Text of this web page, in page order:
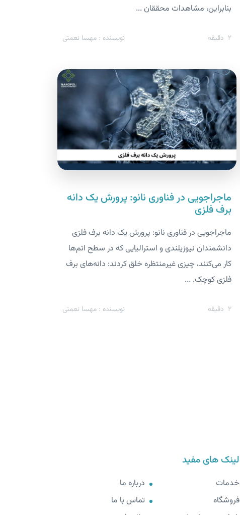
بنابراین، مشاهدات محققان ...
2 دقیقه نویسنده : مهسا نعمتی
ماجراجویی در فناوری نانو: پرورش یک دانه
برف فلزی
ماجراجویی در فناوری نانو: پرورش یک دانه برف فلزی
دانشمندان نیوزیلندی و استرالیایی که در سطح اتم‌ها
کار می‌کنند، چیزی غیرمنتظره خلق کردند: دانه‌های برف
فلزی کوچک. ...
2 دقیقه نویسنده : مهسا نعمتی
لینک های مفید
خدمات
فروشگاه
درباره ما
تماس با ما